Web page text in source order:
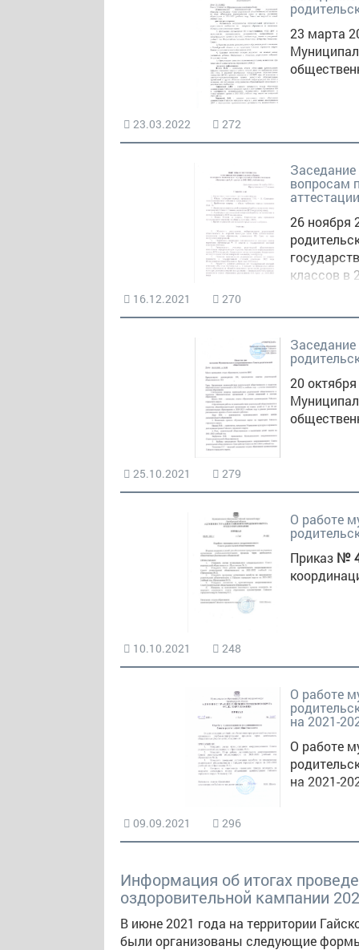
23 марта
23.03.2022 272
вопросам
аттестации
26 ноября
классов в
16.12.2021 270
20
25.10.2021 279
О работе
Приказ №
10.10.2021 248
О работе
на 2021-
О работе
на 2021-
09.09.2021 296
Информация об итогах
оздоровительной кампании
В июне 2021 года на территории
были организованы следующие